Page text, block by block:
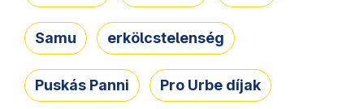
Samu erkölcstelenség
Puskás Panni Pro Urbe díjak